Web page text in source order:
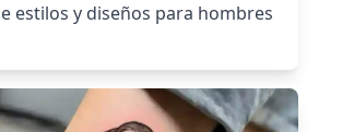
estilos y diseños para hombres